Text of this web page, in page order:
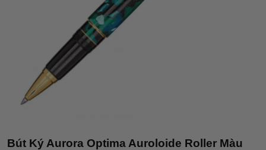
Bút Ký Aurora Optima Auroloide Roller Màu